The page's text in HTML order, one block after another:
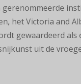
het Victoria and
gewaardeerd als
uit de